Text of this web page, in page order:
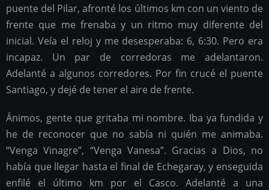
puente del Pilar, afronté los últimos km con un viento de
frente que me frenaba y un ritmo muy diferente del
inicial. Veía el reloj y me desesperaba: 6, 6:30. Pero era
incapaz. Un par de corredoras me adelantaron.
Adelanté a algunos corredores. Por fin crucé el puente
Santiago, y dejé de tener el aire de frente.
Ánimos, gente que gritaba mi nombre. Iba ya fundida y
he de reconocer que no sabía ni quién me animaba.
“Venga Vinagre”, “Venga Vanesa”. Gracias a Dios, no
había que llegar hasta el final de Echegaray, y enseguida
enfilé el último km por el Casco. Adelanté a una